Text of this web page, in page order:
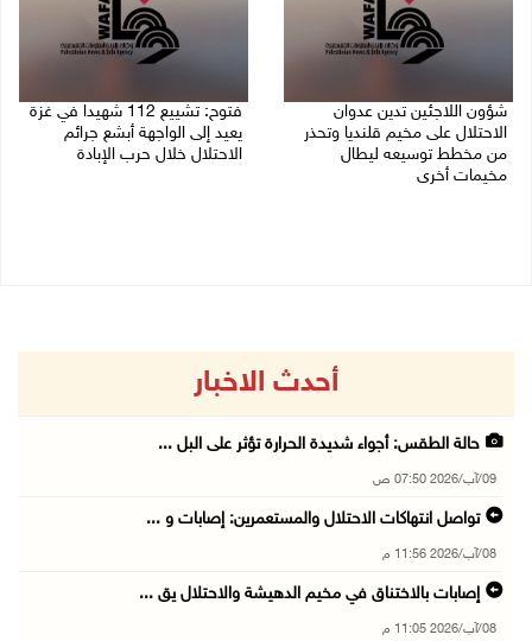
شؤون اللاجئين تدين عدوان
الاحتلال على مخيم قلنديا وتحذر
من مخطط توسيعه ليطال
مخيمات أخرى
فتوح: تشييع 112 شهيدا في غزة
يعيد إلى الواجهة أبشع جرائم
الاحتلال خلال حرب الإبادة
أحدث الاخبار
حالة الطقس: أجواء شديدة الحرارة تؤثر على البل ...
09/آب/2026 07:50 ص
تواصل انتهاكات الاحتلال والمستعمرين: إصابات و ...
08/آب/2026 11:56 م
إصابات بالاختناق في مخيم الدهيشة والاحتلال يق ...
08/آب/2026 11:05 م